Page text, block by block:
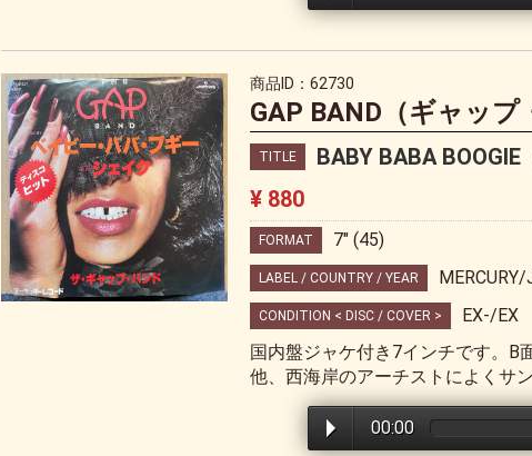
商品ID：62730
GAP BAND（ギャップ
TITLE
BABY BABA
¥ 880
FORMAT 7" (45)
LABEL / COUNTRY / YEAR
CONDITION < DISC / COVER >
EX-/EX
国内盤ジャケ付き7インチです。B
他、西海岸のアーチストによくサ
00:00